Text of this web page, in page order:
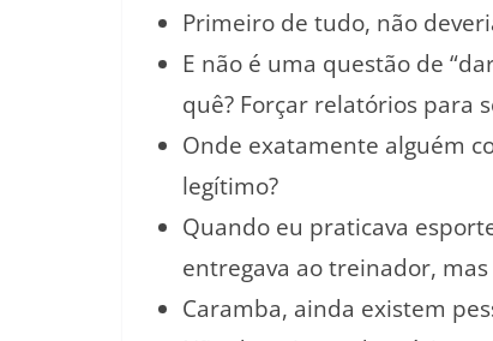
Primeiro de tudo, não
E não é uma questão de
quê? Forçar relatórios para
Onde exatamente alguém
legítimo?
Quando eu praticava
entregava ao treinador,
Caramba, ainda existem